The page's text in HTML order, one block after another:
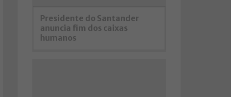
Presidente do Santander
anuncia fim dos caixas
humanos